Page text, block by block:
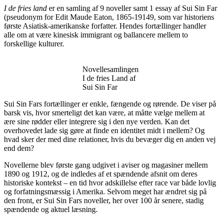
I de fries land er en samling af 9 noveller samt 1 essay af Sui Sin Far
(pseudonym for Edit Maude Eaton, 1865-19149, som var historiens
første Asiatisk-amerikanske forfatter. Hendes fortællinger handler
alle om at være kinesisk immigrant og ballancere mellem to
forskellige kulturer.
Novellesamlingen
I de fries Land af
Sui Sin Far
Sui Sin Fars fortællinger er enkle, fængende og rørende. De viser på
barsk vis, hvor smerteligt det kan være, at måtte vælge mellem at
ære sine rødder eller integrere sig i den nye verden. Kan det
overhovedet lade sig gøre at finde en identitet midt i mellem? Og
hvad sker der med dine relationer, hvis du bevæger dig en anden vej
end dem?
Novellerne blev første gang udgivet i aviser og magasiner mellem
1890 og 1912, og de indledes af et spændende afsnit om deres
historiske kontekst – en tid hvor adskillelse efter race var både lovlig
og forfatningsmæssig i Amerika. Selvom meget har ændret sig på
den front, er Sui Sin Fars noveller, her over 100 år senere, stadig
spændende og aktuel læsning.